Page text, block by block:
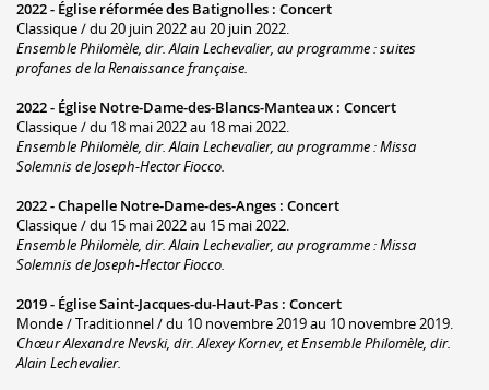
2022 - Église réformée des Batignolles : Concert
Classique / du 20 juin 2022 au 20 juin 2022.
Ensemble Philomèle, dir. Alain Lechevalier, au programme : suites
profanes de la Renaissance française.
2022 - Église Notre-Dame-des-Blancs-Manteaux : Concert
Classique / du 18 mai 2022 au 18 mai 2022.
Ensemble Philomèle, dir. Alain Lechevalier, au programme : Missa
Solemnis de Joseph-Hector Fiocco.
2022 -Chapelle Notre-Dame-des-Anges : Concert
Classique / du 15 mai 2022 au 15 mai 2022.
Ensemble Philomèle, dir. Alain Lechevalier, au programme : Missa
Solemnis de Joseph-Hector Fiocco.
2019 - Église Saint-Jacques-du-Haut-Pas : Concert
Monde / Traditionnel / du 10 novembre 2019 au 10 novembre 2019.
Chœur Alexandre Nevski, dir. Alexey Kornev, et Ensemble Philomèle, dir.
Alain Lechevalier.